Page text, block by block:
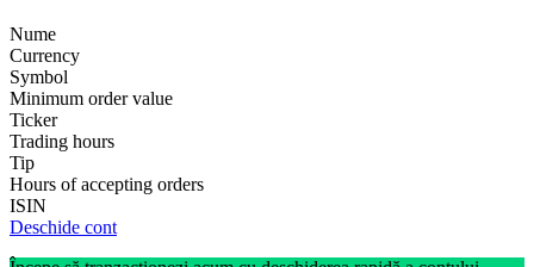
Nume
Currency
Symbol
Minimum order value
Ticker
Trading hours
Tip
Hours of accepting orders
ISIN
Deschide cont